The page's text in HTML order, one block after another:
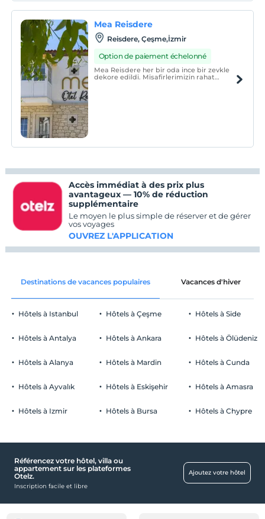
Mea Reisdere
Reisdere, Çeşme,İzmir
Option de paiement échelonné
Mea Reisdere her bir oda ince bir zevkle
dekore edildi. Misafirlerimizin rahat
etmesine yönelik mobilyalar özenle seçildi.
Accès immédiat à des prix plus
avantageux — 10% de réduction
supplémentaire
Le moyen le plus simple de réserver et de gérer
vos voyages
OUVREZ L'APPLICATION
Destinations de vacances populaires Vacances d'hiver
Hôtels à Istanbul
Hôtels à Antalya
Hôtels à Alanya
Hôtels à Ayvalık
Hôtels à Izmir
Hôtels à Çeşme
Hôtels à Ankara
Hôtels à Mardin
Hôtels à Eskişehir
Hôtels à Bursa
Hôtels à Side
Hôtels à Ölüdeniz
Hôtels à Cunda
Hôtels à Amasra
Hôtels à Chypre
Référencez votre hôtel, villa ou
appartement sur les plateformes
Otelz.
Inscription facile et libre
Ajoutez votre hôtel